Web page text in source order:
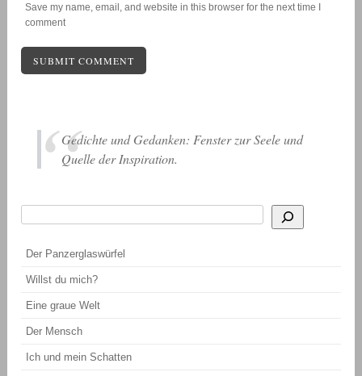
Save my name, email, and website in this browser for the next time I
comment
Gedichte und Gedanken: Fenster zur Seele und
Quelle der Inspiration.
Der Panzerglaswürfel
Willst du mich?
Eine graue Welt
Der Mensch
Ich und mein Schatten